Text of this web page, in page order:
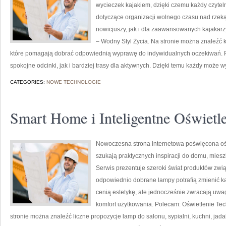
wycieczek kajakiem, dzięki czemu każdy
dotyczące organizacji wolnego czasu nad
nowicjuszy, jak i dla zaawansowanych
– Wodny Styl Życia. Na stronie można
które pomagają dobrać odpowiednią wyprawę do indywidualnych oczekiwań.
spokojne odcinki, jak i bardziej trasy dla aktywnych. Dzięki temu każdy może
CATEGORIES: NOWE TECHNOLOGIE
Smart Home i Inteligentne
Nowoczesna strona internetowa poświęcona
szukają praktycznych inspiracji do domu,
Serwis prezentuje szeroki świat produktów
odpowiednio dobrane lampy potrafią zmienić
cenią estetykę, ale jednocześnie zwracają
komfort użytkowania. Polecam: Oświetlenie
stronie można znaleźć liczne propozycje lamp do salonu, sypialni, kuchni,